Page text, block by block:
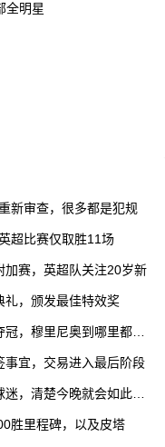
全明星
新审查，很多都是犯规
超比赛仅取胜11场
加赛，英超队关注20岁新
礼，颁发最佳特效奖
，穆里尼奥到哪里都能
事宜，交易进入最后阶段
，清楚今晚就会如此艰
胜里程碑，以及皮塔